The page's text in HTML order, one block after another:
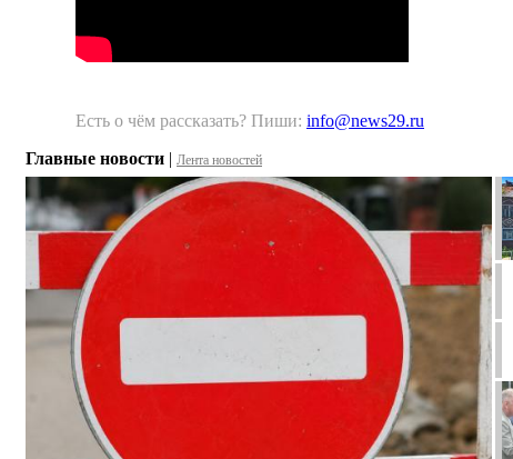
Есть о чём рассказать? Пиши: info@news29.ru
Главные новости | Лента новостей